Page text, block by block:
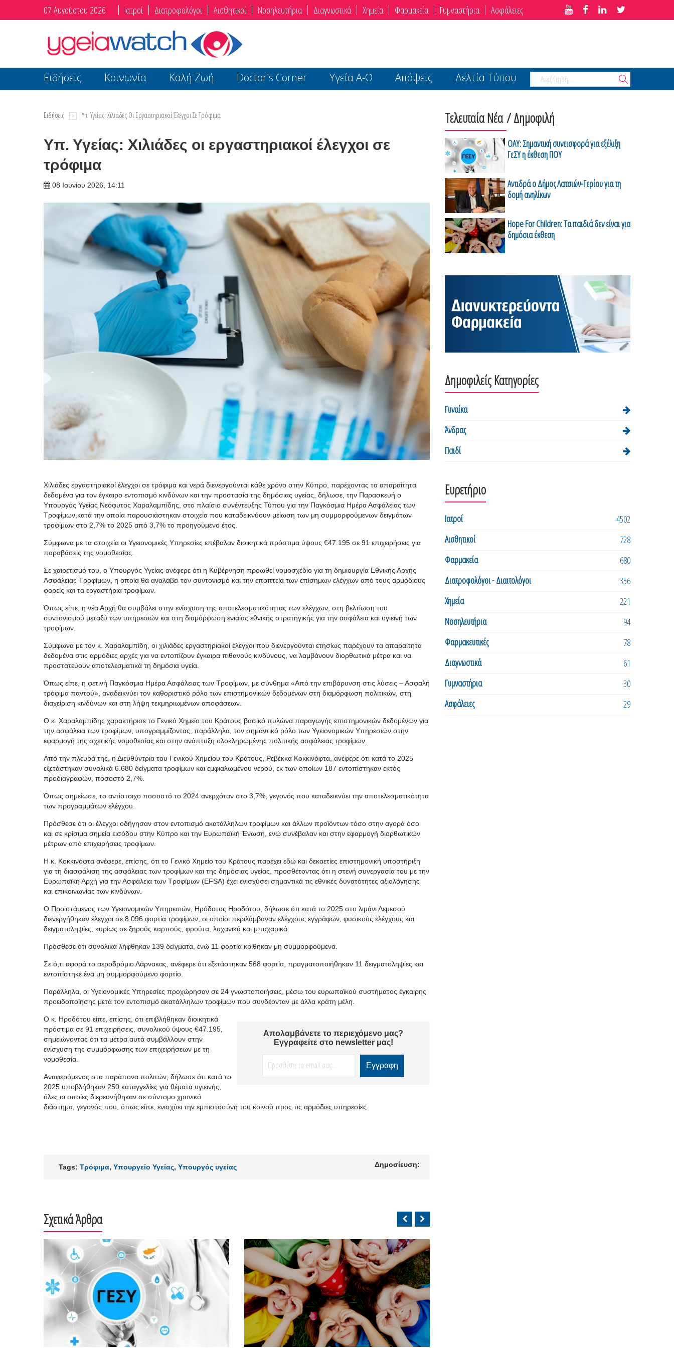
07 Αυγούστου 2026 Ιατροί Διατροφολόγοι Αισθητικοί Νοσηλευτήρια Διαγνωστικά Χημεία Φαρμακεία Γυμναστήρια Ασφάλειες
Ειδήσεις Κοινωνία Καλή Ζωή Doctor's Corner Υγεία Α-Ω Απόψεις Δελτία Τύπου
Ειδήσεις Υπ. Υγείας: Χιλιάδες Οι Εργαστηριακοί Έλεγχοι Σε Τρόφιμα
Υπ. Υγείας: Χιλιάδες οι εργαστηριακοί έλεγχοι σε
τρόφιμα
08 Ιουνίου 2026, 14:11
Χιλιάδες εργαστηριακοί έλεγχοι σε τρόφιμα και νερά διενεργούνται κάθε χρόνο στην Κύπρο, παρέχοντας τα απαραίτητα
δεδομένα για τον έγκαιρο εντοπισμό κινδύνων και την προστασία της δημόσιας υγείας, δήλωσε, την Παρασκευή ο
Υπουργός Υγείας Νεόφυτος Χαραλαμπίδης, στο πλαίσιο συνέντευξης Τύπου για την Παγκόσμια Ημέρα Ασφάλειας των
Τροφίμων,κατά την οποία παρουσιάστηκαν στοιχεία που καταδεικνύουν μείωση των μη συμμορφούμενων δειγμάτων
τροφίμων στο 2,7% το 2025 από 3,7% το προηγούμενο έτος.
Σύμφωνα με τα στοιχεία οι Υγειονομικές Υπηρεσίες επέβαλαν διοικητικά πρόστιμα ύψους €47.195 σε 91 επιχειρήσεις για
παραβάσεις της νομοθεσίας.
Σε χαιρετισμό του, ο Υπουργός Υγείας ανέφερε ότι η Κυβέρνηση προωθεί νομοσχέδιο για τη δημιουργία Εθνικής Αρχής
Ασφάλειας Τροφίμων, η οποία θα αναλάβει τον συντονισμό και την εποπτεία των επίσημων ελέγχων από τους αρμόδιους
φορείς και τα εργαστήρια τροφίμων.
Όπως είπε, η νέα Αρχή θα συμβάλει στην ενίσχυση της αποτελεσματικότητας των ελέγχων, στη βελτίωση του
συντονισμού μεταξύ των υπηρεσιών και στη διαμόρφωση ενιαίας εθνικής στρατηγικής για την ασφάλεια και υγιεινή των
τροφίμων.
Σύμφωνα με τον κ. Χαραλαμπίδη, οι χιλιάδες εργαστηριακοί έλεγχοι που διενεργούνται ετησίως παρέχουν τα απαραίτητα
δεδομένα στις αρμόδιες αρχές για να εντοπίζουν έγκαιρα πιθανούς κινδύνους, να λαμβάνουν διορθωτικά μέτρα και να
προστατεύουν αποτελεσματικά τη δημόσια υγεία.
Όπως είπε, η φετινή Παγκόσμια Ημέρα Ασφάλειας των Τροφίμων, με σύνθημα «Από την επιβάρυνση στις λύσεις – Ασφαλή
τρόφιμα παντού», αναδεικνύει τον καθοριστικό ρόλο των επιστημονικών δεδομένων στη διαμόρφωση πολιτικών, στη
διαχείριση κινδύνων και στη λήψη τεκμηριωμένων αποφάσεων.
Ο κ. Χαραλαμπίδης χαρακτήρισε το Γενικό Χημείο του Κράτους βασικό πυλώνα παραγωγής επιστημονικών δεδομένων για
την ασφάλεια των τροφίμων, υπογραμμίζοντας, παράλληλα, τον σημαντικό ρόλο των Υγειονομικών Υπηρεσιών στην
εφαρμογή της σχετικής νομοθεσίας και στην ανάπτυξη ολοκληρωμένης πολιτικής ασφάλειας τροφίμων.
Από την πλευρά της, η Διευθύντρια του Γενικού Χημείου του Κράτους, Ρεβέκκα Κοκκινόφτα, ανέφερε ότι κατά το 2025
εξετάστηκαν συνολικά 6.680 δείγματα τροφίμων και εμφιαλωμένου νερού, εκ των οποίων 187 εντοπίστηκαν εκτός
προδιαγραφών, ποσοστό 2,7%.
Όπως σημείωσε, το αντίστοιχο ποσοστό το 2024 ανερχόταν στο 3,7%, γεγονός που καταδεικνύει την αποτελεσματικότητα
των προγραμμάτων ελέγχου.
Πρόσθεσε ότι οι έλεγχοι οδήγησαν στον εντοπισμό ακατάλληλων τροφίμων και άλλων προϊόντων τόσο στην αγορά όσο
και σε κρίσιμα σημεία εισόδου στην Κύπρο και την Ευρωπαϊκή Ένωση, ενώ συνέβαλαν και στην εφαρμογή διορθωτικών
μέτρων από επιχειρήσεις τροφίμων.
Η κ. Κοκκινόφτα ανέφερε, επίσης, ότι το Γενικό Χημείο του Κράτους παρέχει εδώ και δεκαετίες επιστημονική υποστήριξη
για τη διασφάλιση της ασφάλειας των τροφίμων και της δημόσιας υγείας, προσθέτοντας ότι η στενή συνεργασία του με την
Ευρωπαϊκή Αρχή για την Ασφάλεια των Τροφίμων (EFSA) έχει ενισχύσει σημαντικά τις εθνικές δυνατότητες αξιολόγησης
και επικοινωνίας των κινδύνων.
Ο Προϊστάμενος των Υγειονομικών Υπηρεσιών, Ηρόδοτος Ηροδότου, δήλωσε ότι κατά το 2025 στο λιμάνι Λεμεσού
διενεργήθηκαν έλεγχοι σε 8.096 φορτία τροφίμων, οι οποίοι περιλάμβαναν ελέγχους εγγράφων, φυσικούς ελέγχους και
δειγματοληψίες, κυρίως σε ξηρούς καρπούς, φρούτα, λαχανικά και μπαχαρικά.
Πρόσθεσε ότι συνολικά λήφθηκαν 139 δείγματα, ενώ 11 φορτία κρίθηκαν μη συμμορφούμενα.
Σε ό,τι αφορά το αεροδρόμιο Λάρνακας, ανέφερε ότι εξετάστηκαν 568 φορτία, πραγματοποιήθηκαν 11 δειγματοληψίες και
εντοπίστηκε ένα μη συμμορφούμενο φορτίο.
Παράλληλα, οι Υγειονομικές Υπηρεσίες προχώρησαν σε 24 γνωστοποιήσεις, μέσω του ευρωπαϊκού συστήματος έγκαιρης
προειδοποίησης μετά τον εντοπισμό ακατάλληλων τροφίμων που συνδέονταν με άλλα κράτη μέλη.
Απολαμβάνετε το περιεχόμενο μας?
Εγγραφείτε στο newsletter μας!
Ο κ. Ηροδότου είπε, επίσης, ότι επιβλήθηκαν διοικητικά
πρόστιμα σε 91 επιχειρήσεις, συνολικού ύψους €47.195,
σημειώνοντας ότι τα μέτρα αυτά συμβάλλουν στην
ενίσχυση της συμμόρφωσης των επιχειρήσεων με τη
νομοθεσία.
Αναφερόμενος στα παράπονα πολιτών, δήλωσε ότι κατά το
2025 υποβλήθηκαν 250 καταγγελίες για θέματα υγιεινής,
όλες οι οποίες διερευνήθηκαν σε σύντομο χρονικό
διάστημα, γεγονός που, όπως είπε, ενισχύει την εμπιστοσύνη του κοινού προς τις αρμόδιες υπηρεσίες.
Tags: Τρόφιμα, Υπουργείο Υγείας, Υπουργός υγείας Δημοσίευση:
Σχετικά Άρθρα
Τελευταία Νέα / Δημοφιλή
ΟΑΥ: Σημαντική συνεισφορά για εξέλιξη
ΓεΣΥ η έκθεση ΠΟΥ
Αντιδρά ο Δήμος Λατσιών-Γερίου για τη
δομή ανηλίκων
Hope For Children: Τα παιδιά δεν είναι για
δημόσια έκθεση
Δημοφιλείς Κατηγορίες
Γυναίκα
Άνδρας
Παιδί
Ευρετήριο
Ιατροί
4502
Αισθητικοί
728
Φαρμακεία
680
Διατροφολόγοι - Διαιτολόγοι
356
Χημεία
221
Νοσηλευτήρια
94
Φαρμακευτικές
78
Διαγνωστικά
61
Γυμναστήρια
30
Ασφάλειες
29